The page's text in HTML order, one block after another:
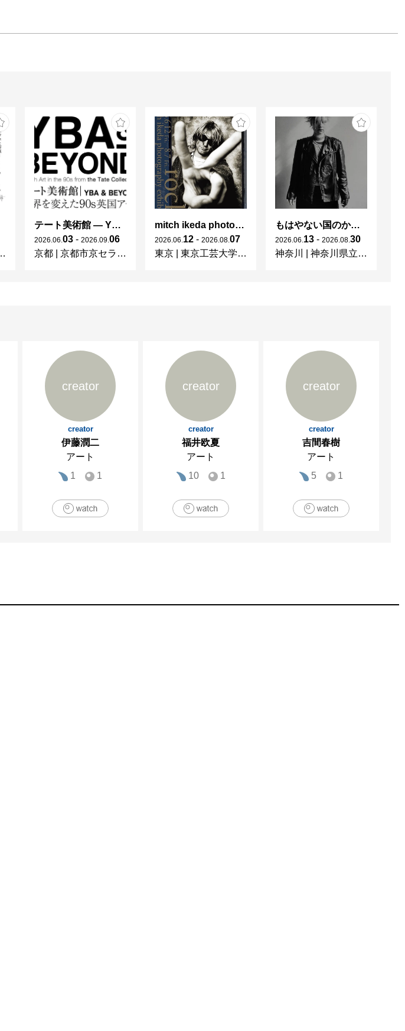
テート美術館 ― YBA & BEYOND 世界を変えた90s英国アート
2026 06 03 - 2026 09 06
京都
京都市京セラ美術館
mitch ikeda photography exhibition「rocks」
2026 06 12 - 2026 08 07
東京
東京工芸大学 写大ギャラリー
もはやない国のかつてない光 東ドイツの女性写真家たち
2026 06 13 - 2026 08 30
神奈川
神奈川県立近代美術館 葉山
creator
creator
伊藤潤二
アート
1
1
creator
creator
福井欧夏
アート
10
1
creator
creator
吉間春樹
アート
5
1